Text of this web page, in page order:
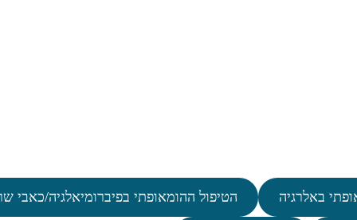
באלרגיה הטיפול ההומאופתי בפיברומיאלגיה/כאבי